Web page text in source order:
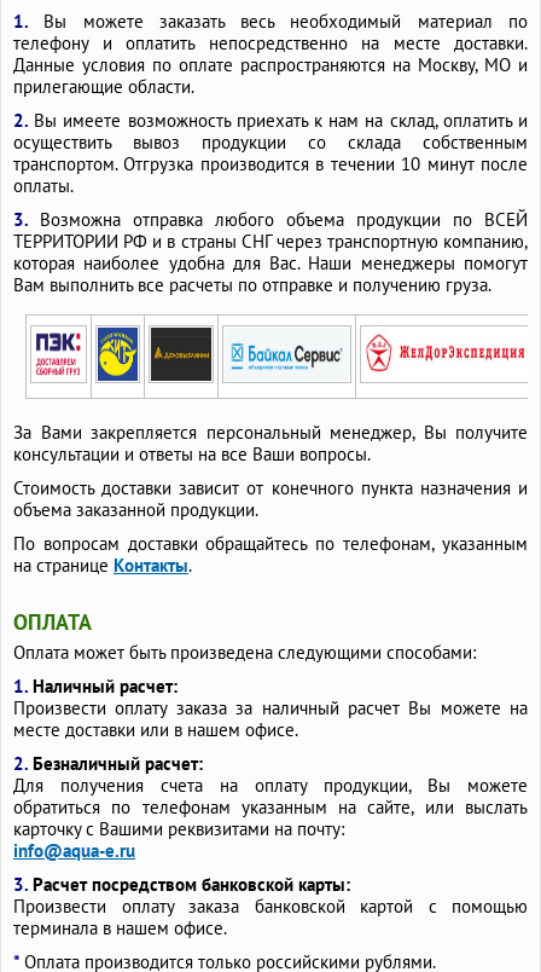
1. Вы можете заказать весь необходимый материал по
телефону и оплатить непосредственно на месте доставки.
Данные условия по оплате распространяются на Москву, МО и
прилегающие области.
2. Вы имеете возможность приехать к нам на склад, оплатить и
осуществить вывоз продукции со склада собственным
транспортом. Отгрузка производится в течении 10 минут после
оплаты.
3. Возможна отправка любого объема продукции по ВСЕЙ
ТЕРРИТОРИИ РФ и в страны СНГ через транспортную компанию,
которая наиболее удобна для Вас. Наши менеджеры помогут
Вам выполнить все расчеты по отправке и получению груза.
За Вами закрепляется персональный менеджер, Вы получите
консультации и ответы на все Ваши вопросы.
Стоимость доставки зависит от конечного пункта назначения и
объема заказанной продукции.
По вопросам доставки обращайтесь по телефонам, указанным
на странице Контакты.
ОПЛАТА
Оплата может быть произведена следующими способами:
1. Наличный расчет:
Произвести оплату заказа за наличный расчет Вы можете на
месте доставки или в нашем офисе.
2. Безналичный расчет:
Для получения счета на оплату продукции, Вы можете
обратиться по телефонам указанным на сайте, или выслать
карточку с Вашими реквизитами на почту:
info@aqua-e.ru
3. Расчет посредством банковской карты:
Произвести оплату заказа банковской картой с помощью
терминала в нашем офисе.
* Оплата производится только российскими рублями.